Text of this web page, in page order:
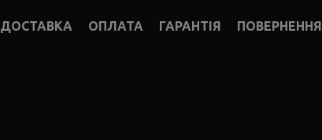
ДОСТАВКА ОПЛАТА ГАРАНТІЯ ПОВЕРНЕННЯ